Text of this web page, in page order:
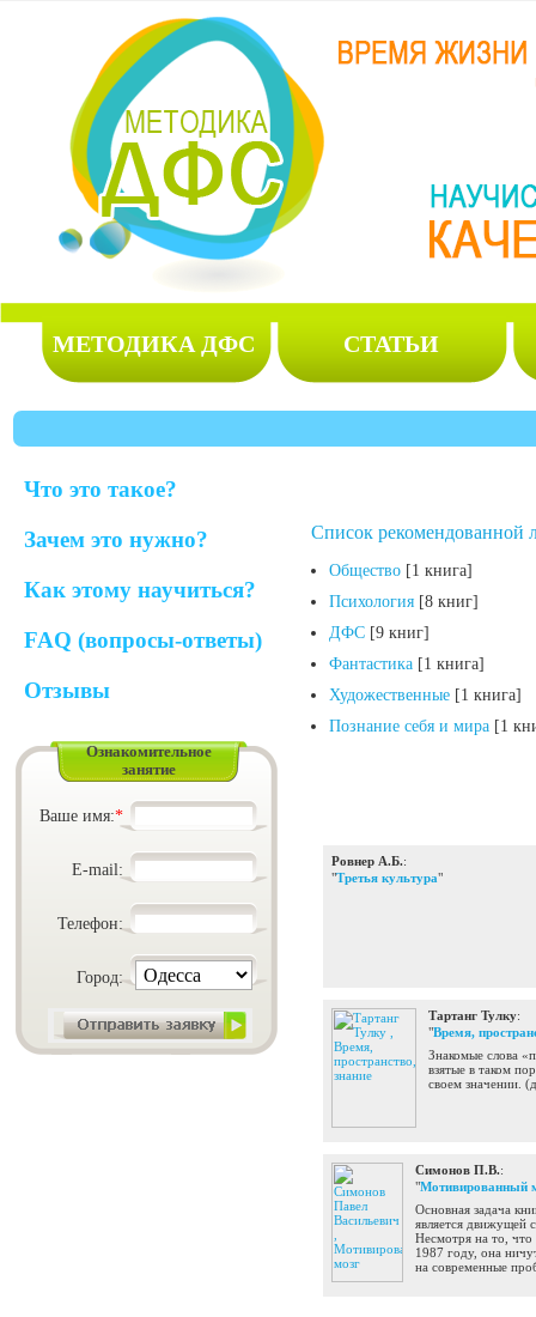
МЕТОДИКА ДФС СТАТЬИ
Что это такое?
Зачем это нужно?
Как этому научиться?
FAQ (вопросы-ответы)
Отзывы
Ознакомительное
занятие
Ваше имя:*
E-mail:
Телефон:
Город:
Список рекомендованной
Общество [1 книга]
Психология [8 книг]
ДФС [9 книг]
Фантастика [1 книга]
Художественные [1 книга]
Познание себя и мира [1
Ровнер А.Б.:
"Третья культура"
Тартанг Тулку:
"Время,
Знакомые слова
взятые в таком
своем значении.
Симонов П.В.:
"Мотивированный
Основная задача
является движущей
Несмотря на то,
1987 году, она
на современные